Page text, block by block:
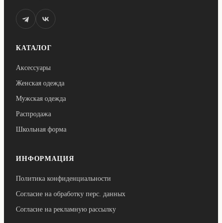
КАТАЛОГ
Аксессуары
Женская одежда
Мужская одежда
Распродажа
Школьная форма
ИНФОРМАЦИЯ
Политика конфиденциальности
Согласие на обработку перс. данных
Согласие на рекламную рассылку